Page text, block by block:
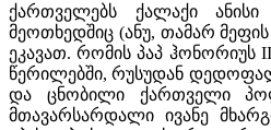
ქართველებს ქალაქი
მეოთხედშიც (ანუ, თამარ
ეკავათ. რომის პაპ ჰონორიუს
წერილებში, რუსუდან
და ცნობილი ქართველი
მთავარსარდალი ივანე